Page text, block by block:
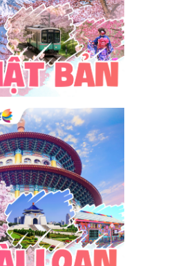
hải sản
du lịch Của Lò
Lò
Đảo Song Ngư
du lịch sầm sơn
lẩu
Cát Bà.
Cô Tô
miền Nam
giá
chợ